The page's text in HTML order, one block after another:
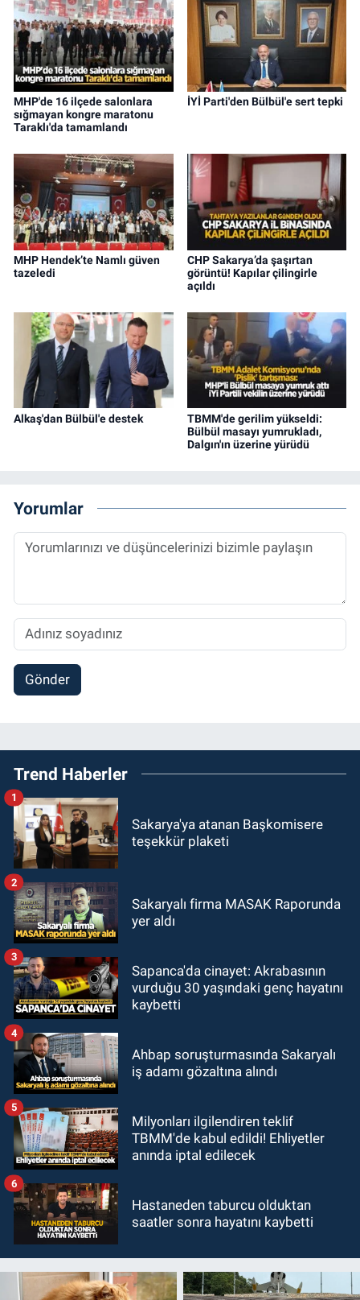
MHP'de 16 ilçede salonlara
sığmayan kongre maratonu
Taraklı'da tamamlandı
İYİ Parti'den Bülbül'e sert tepki
MHP Hendek’te Namlı güven
tazeledi
CHP Sakarya’da şaşırtan
görüntü! Kapılar çilingirle
açıldı
Alkaş'dan Bülbül'e destek
TBMM'de gerilim yükseldi:
Bülbül masayı yumrukladı,
Dalgın'ın üzerine yürüdü
Yorumlar
Gönder
Trend Haberler
Sakarya'ya atanan Başkomisere
teşekkür plaketi
1
Sakaryalı firma MASAK Raporunda
yer aldı
2
Sapanca'da cinayet: Akrabasının
vurduğu 30 yaşındaki genç hayatını
kaybetti
3
Ahbap soruşturmasında Sakaryalı
iş adamı gözaltına alındı
4
Milyonları ilgilendiren teklif
TBMM'de kabul edildi! Ehliyetler
anında iptal edilecek
5
Hastaneden taburcu olduktan
saatler sonra hayatını kaybetti
6